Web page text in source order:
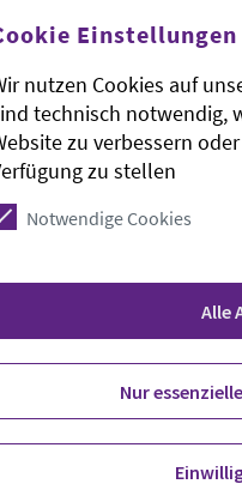
lautet in diesem Jahr
mal» von NDR,
Autorinnen und
am Sonntag
mehr als 5.000 Euro.
auch der
Jahren. Die sechs
Einstellungen
nutzen Cookies auf
technisch notwendig,
zu verbessern
zu stellen
Notwendige Cookies
Alle
Nur